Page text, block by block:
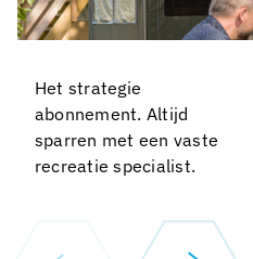
Het strategie
abonnement. Altijd
sparren met een vaste
recreatie specialist.